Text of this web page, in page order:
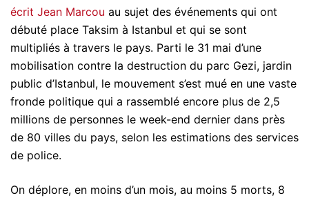
écrit Jean Marcou au sujet des événements qui ont
débuté place Taksim à Istanbul et qui se sont
multipliés à travers le pays. Parti le 31 mai d’une
mobilisation contre la destruction du parc Gezi, jardin
public d’Istanbul, le mouvement s’est mué en une vaste
fronde politique qui a rassemblé encore plus de 2,5
millions de personnes le week-end dernier dans près
de 80 villes du pays, selon les estimations des services
de police.
On déplore, en moins d’un mois, au moins 5 morts, 8